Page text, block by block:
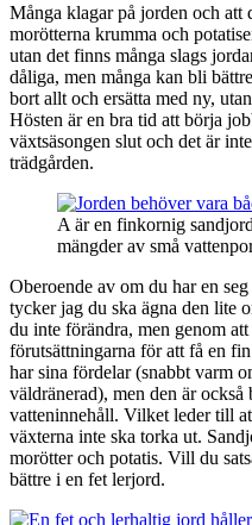
Många klagar på jorden och att
morötterna krumma och
utan det finns många slags
dåliga, men många kan bli
bort allt och ersätta med ny,
Hösten är en bra tid att börja
växtsäsongen slut och det är
trädgården.
A är en finkornig
mängder av små
Oberoende av om du har en
tycker jag du ska ägna den lite
du inte förändra, men genom
förutsättningarna för att få en
har sina fördelar (snabbt varm
väldränerad), men den är också
vatteninnehåll. Vilket leder till
växterna inte ska torka ut.
morötter och potatis. Vill du
bättre i en fet lerjord.